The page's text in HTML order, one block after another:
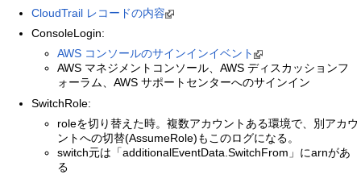
CloudTrail レコードの内容
ConsoleLogin:
AWS コンソールのサインインイベント
AWS マネジメントコンソール、AWS ディスカッションフ
ォーラム、AWS サポートセンターへのサインイン
SwitchRole:
roleを切り替えた時。複数アカウントある環境で、別アカウ
ントへの切替(AssumeRole)もこのログになる。
switch元は「additionalEventData.SwitchFrom」にarnがあ
る